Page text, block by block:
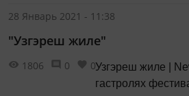
28 Январь 2021 - 11:38
"Узгэреш жиле"
Узгэреш жиле |
гастролях
1806 0 0